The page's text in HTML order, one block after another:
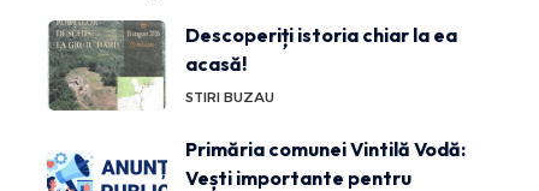
Descoperiți istoria chiar la ea
acasă!
STIRI BUZAU
Primăria comunei Vintilă Vodă:
Vești importante pentru